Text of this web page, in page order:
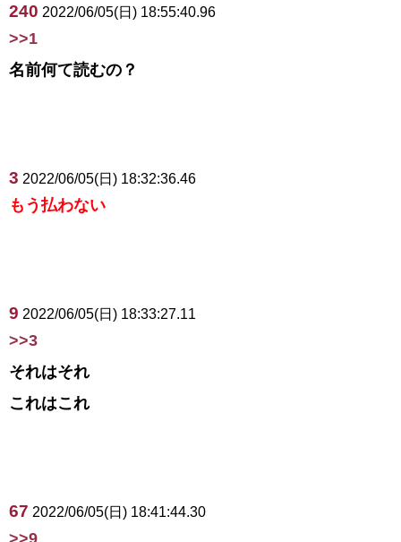
240 2022/06/05(日) 18:55:40.96
>>1
名前何て読むの？
3 2022/06/05(日) 18:32:36.46
もう払わない
9 2022/06/05(日) 18:33:27.11
>>3
それはそれ
これはこれ
67 2022/06/05(日) 18:41:44.30
>>9